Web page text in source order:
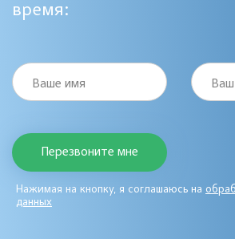
время:
Ваше имя
Нажимая на кнопку, я соглашаюсь на
данных